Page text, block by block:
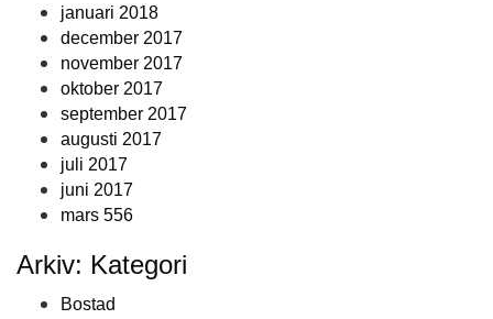
januari 2018
december 2017
november 2017
oktober 2017
september 2017
augusti 2017
juli 2017
juni 2017
mars 556
Arkiv: Kategori
Bostad